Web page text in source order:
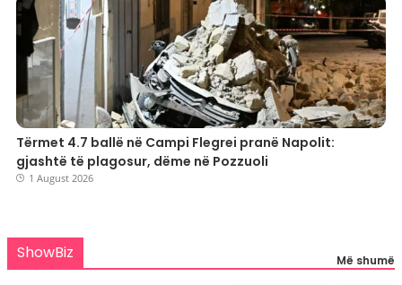
Tërmet 4.7 ballë në Campi Flegrei pranë Napolit:
gjashtë të plagosur, dëme në Pozzuoli
1 August 2026
ShowBiz Më shumë